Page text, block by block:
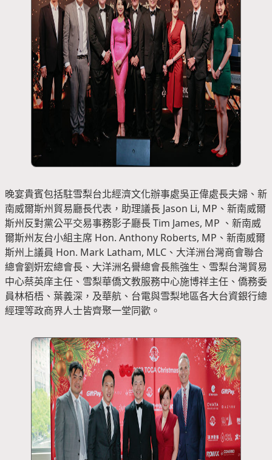
晚宴貴賓包括駐雪梨台北經濟文化辦事處吳正偉處長夫婦、新
南威爾斯州貿易廳長代表，助理議長 Jason Li, MP、新南威爾
斯州反對黨公平交易事務影子廳長 Tim James, MP 、新南威
爾斯州友台小組主席 Hon. Anthony Roberts, MP、新南威爾
斯州上議員 Hon. Mark Latham, MLC、大洋洲台灣商會聯合
總會劉姸宏總會長、大洋洲名譽總會長熊強生、雪梨台灣貿易
中心蔡英庠主任、雪梨華僑文教服務中心施博祥主任、僑務委
員林栢梧、葉義深，及華航、台電與雪梨地區各大台資銀行總
經理等政商界人士皆齊聚一堂同歡。